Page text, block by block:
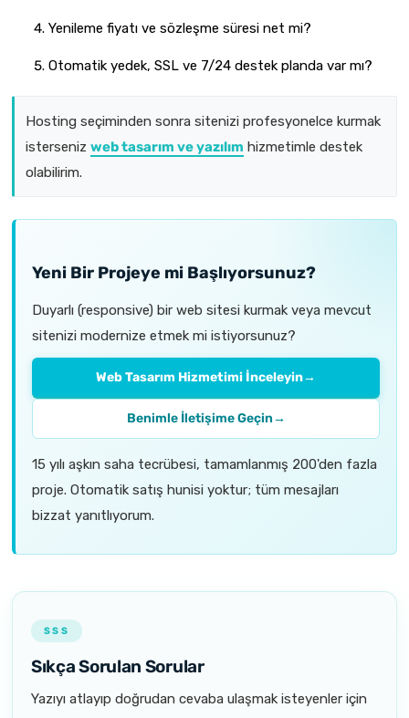
Yenileme fiyatı ve sözleşme süresi net mi?
Otomatik yedek, SSL ve 7/24 destek planda var mı?
Hosting seçiminden sonra sitenizi profesyonelce kurmak
isterseniz web tasarım ve yazılım hizmetimle destek
olabilirim.
Yeni Bir Projeye mi Başlıyorsunuz?
Duyarlı (responsive) bir web sitesi kurmak veya mevcut
sitenizi modernize etmek mi istiyorsunuz?
Web Tasarım Hizmetimi İnceleyin→
Benimle İletişime Geçin→
15 yılı aşkın saha tecrübesi, tamamlanmış 200'den fazla
proje. Otomatik satış hunisi yoktur; tüm mesajları
bizzat yanıtlıyorum.
SSS
Sıkça Sorulan Sorular
Yazıyı atlayıp doğrudan cevaba ulaşmak isteyenler için